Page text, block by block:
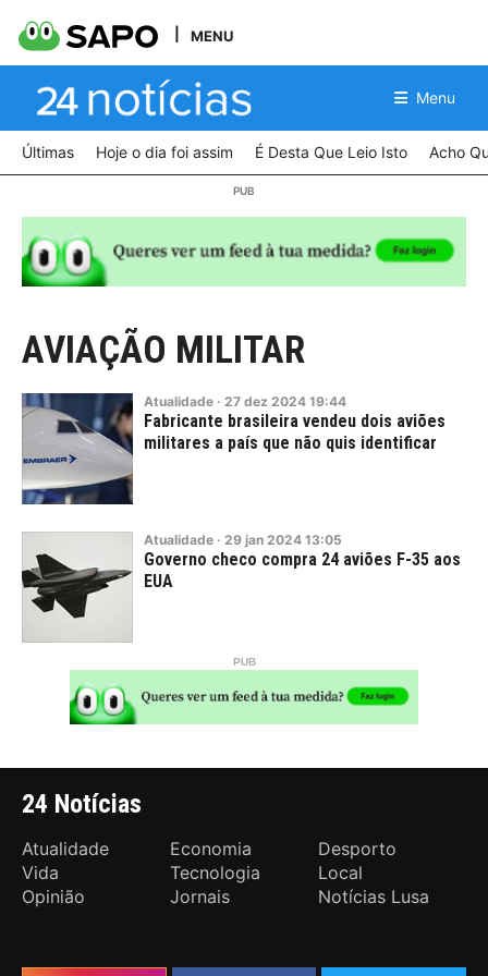
MENU
Menu
Últimas Hoje o dia foi assim É Desta Que Leio Isto Acho
AVIAÇÃO MILITAR
Atualidade · 27 dez 2024 19:44
Fabricante brasileira vendeu dois aviões
militares a país que não quis identificar
Atualidade · 29 jan 2024 13:05
Governo checo compra 24 aviões F-35 aos
EUA
24 Notícias
Atualidade Economia
Desporto
Vida
Tecnologia
Local
Opinião
Jornais Notícias Lusa